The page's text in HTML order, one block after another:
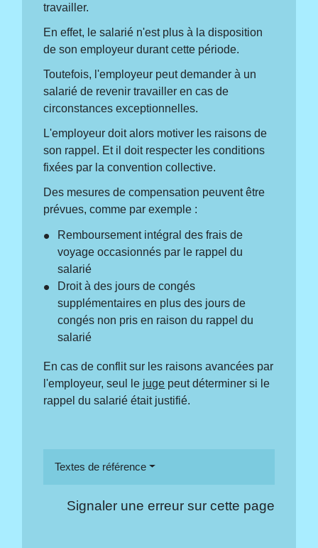
travailler.
En effet, le salarié n'est plus à la disposition
de son employeur durant cette période.
Toutefois, l'employeur peut demander à un
salarié de revenir travailler en cas de
circonstances exceptionnelles.
L'employeur doit alors motiver les raisons de
son rappel. Et il doit respecter les conditions
fixées par la convention collective.
Des mesures de compensation peuvent être
prévues, comme par exemple :
Remboursement intégral des frais de
voyage occasionnés par le rappel du
salarié
Droit à des jours de congés
supplémentaires en plus des jours de
congés non pris en raison du rappel du
salarié
En cas de conflit sur les raisons avancées par
l'employeur, seul le juge peut déterminer si le
rappel du salarié était justifié.
Textes de référence
Signaler une erreur sur cette page